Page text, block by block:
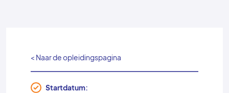
< Naar de opleidingspagina
Startdatum: